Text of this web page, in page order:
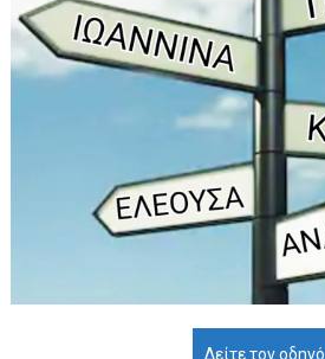
Δείτε τον οδηγό